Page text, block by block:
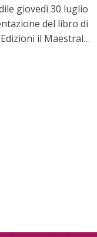
giovedì 30 luglio
del libro di
il Maestrale
Piredda